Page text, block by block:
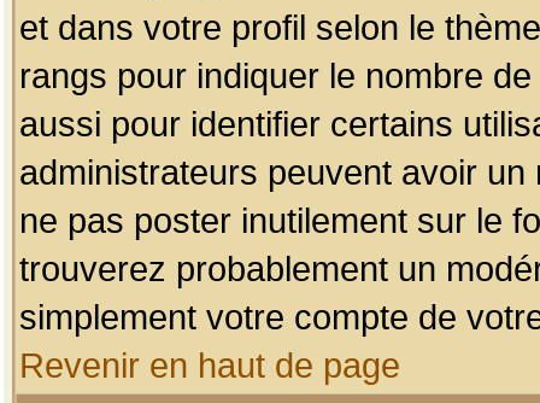
et dans votre profil selon le
rangs pour indiquer le nombre
aussi pour identifier certains
administrateurs peuvent avoir
ne pas poster inutilement sur le
trouverez probablement un
simplement votre compte de
Revenir en haut de page